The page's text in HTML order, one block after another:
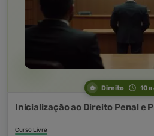
Direito 10
Inicialização ao Direito Penal e
Curso Livre